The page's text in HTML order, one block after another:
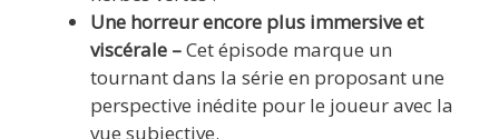
Une horreur encore plus immersive et
viscérale –Cet épisode marque un
tournant dans la série en proposant une
perspective inédite pour le joueur avec la
vue subjective.